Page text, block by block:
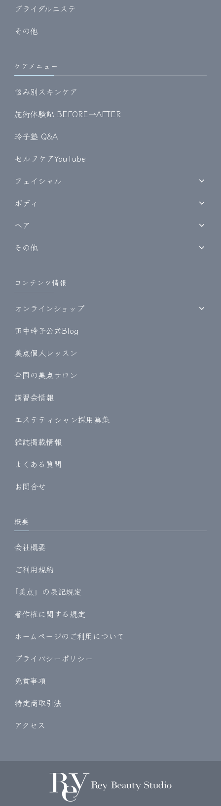
ブライダルエステ
その他
ケアメニュー
悩み別スキンケア
施術体験記-BEFORE→AFTER
玲子塾 Q&A
セルフケアYouTube
フェイシャル
ボディ
ヘア
その他
コンテンツ情報
オンラインショップ
田中玲子公式Blog
美点個人レッスン
全国の美点サロン
講習会情報
エステティシャン採用募集
雑誌掲載情報
よくある質問
お問合せ
概要
会社概要
ご利用規約
｢美点」の表記規定
著作権に関する規定
ホームページのご利用について
プライバシーポリシー
免責事項
特定商取引法
アクセス